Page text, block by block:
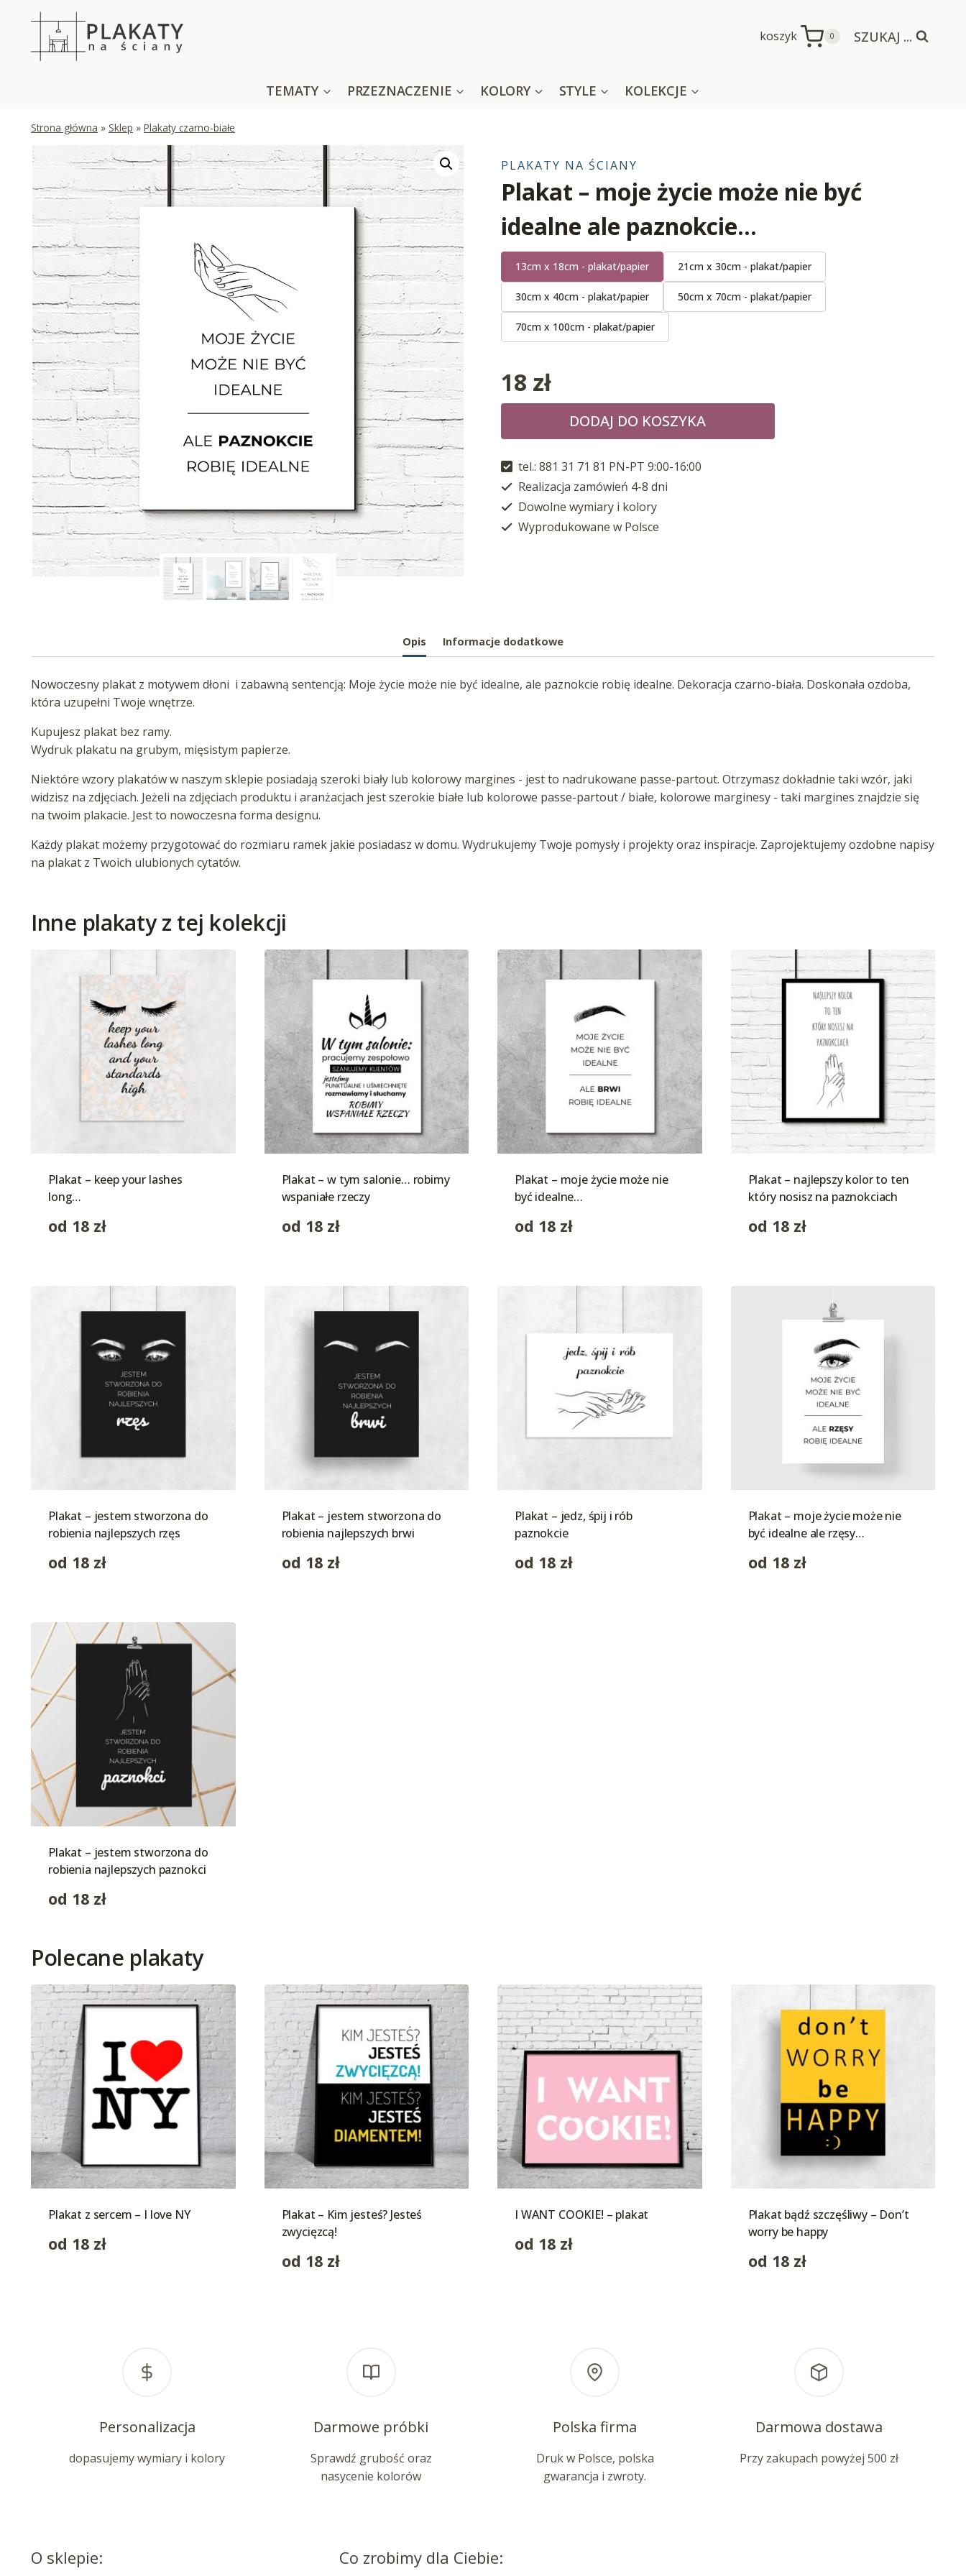
koszyk 0 SZUKAJ ...
TEMATY PRZEZNACZENIE KOLORY STYLE KOLEKCJE
Strona główna » Sklep » Plakaty czarno-białe
PLAKATY NA ŚCIANY
Plakat – moje życie może nie być
idealne ale paznokcie…
13cm x 18cm - plakat/papier 21cm x 30cm - plakat/papier
30cm x 40cm - plakat/papier 50cm x 70cm - plakat/papier
70cm x 100cm - plakat/papier
18 zł
DODAJ DO KOSZYKA
tel.: 881 31 71 81 PN-PT 9:00-16:00
Realizacja zamówień 4-8 dni
Dowolne wymiary i kolory
Wyprodukowane w Polsce
Opis Informacje dodatkowe
Nowoczesny plakat z motywem dłoni i zabawną sentencją: Moje życie może nie być idealne, ale paznokcie robię idealne. Dekoracja czarno-biała. Doskonała ozdoba,
która uzupełni Twoje wnętrze.
Kupujesz plakat bez ramy.
Wydruk plakatu na grubym, mięsistym papierze.
Niektóre wzory plakatów w naszym sklepie posiadają szeroki biały lub kolorowy margines - jest to nadrukowane passe-partout. Otrzymasz dokładnie taki wzór, jaki
widzisz na zdjęciach. Jeżeli na zdjęciach produktu i aranżacjach jest szerokie białe lub kolorowe passe-partout / białe, kolorowe marginesy - taki margines znajdzie się
na twoim plakacie. Jest to nowoczesna forma designu.
Każdy plakat możemy przygotować do rozmiaru ramek jakie posiadasz w domu. Wydrukujemy Twoje pomysły i projekty oraz inspiracje. Zaprojektujemy ozdobne napisy
na plakat z Twoich ulubionych cytatów.
Inne plakaty z tej kolekcji
Plakat – keep your lashes
long…
od 18 zł
Plakat – w tym salonie… robimy
wspaniałe rzeczy
od 18 zł
Plakat – moje życie może nie
być idealne…
od 18 zł
Plakat – najlepszy kolor to ten
który nosisz na paznokciach
od 18 zł
Plakat – jestem stworzona do
robienia najlepszych rzęs
od 18 zł
Plakat – jestem stworzona do
robienia najlepszych brwi
od 18 zł
Plakat – jedz, śpij i rób
paznokcie
od 18 zł
Plakat – moje życie może nie
być idealne ale rzęsy…
od 18 zł
Plakat – jestem stworzona do
robienia najlepszych paznokci
od 18 zł
Polecane plakaty
Plakat z sercem – I love NY
od 18 zł
Plakat – Kim jesteś? Jesteś
zwycięzcą!
od 18 zł
I WANT COOKIE! – plakat
od 18 zł
Plakat bądź szczęśliwy – Don’t
worry be happy
od 18 zł
Personalizacja
dopasujemy wymiary i kolory
Darmowe próbki
Sprawdź grubość oraz
nasycenie kolorów
Polska firma
Druk w Polsce, polska
gwarancja i zwroty.
Darmowa dostawa
Przy zakupach powyżej 500 zł
O sklepie: Co zrobimy dla Ciebie: